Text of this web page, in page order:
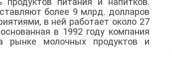
более 9 млрд. долларов
в ней работает около 27
в 1992 году компания
рынке молочных продуктов и